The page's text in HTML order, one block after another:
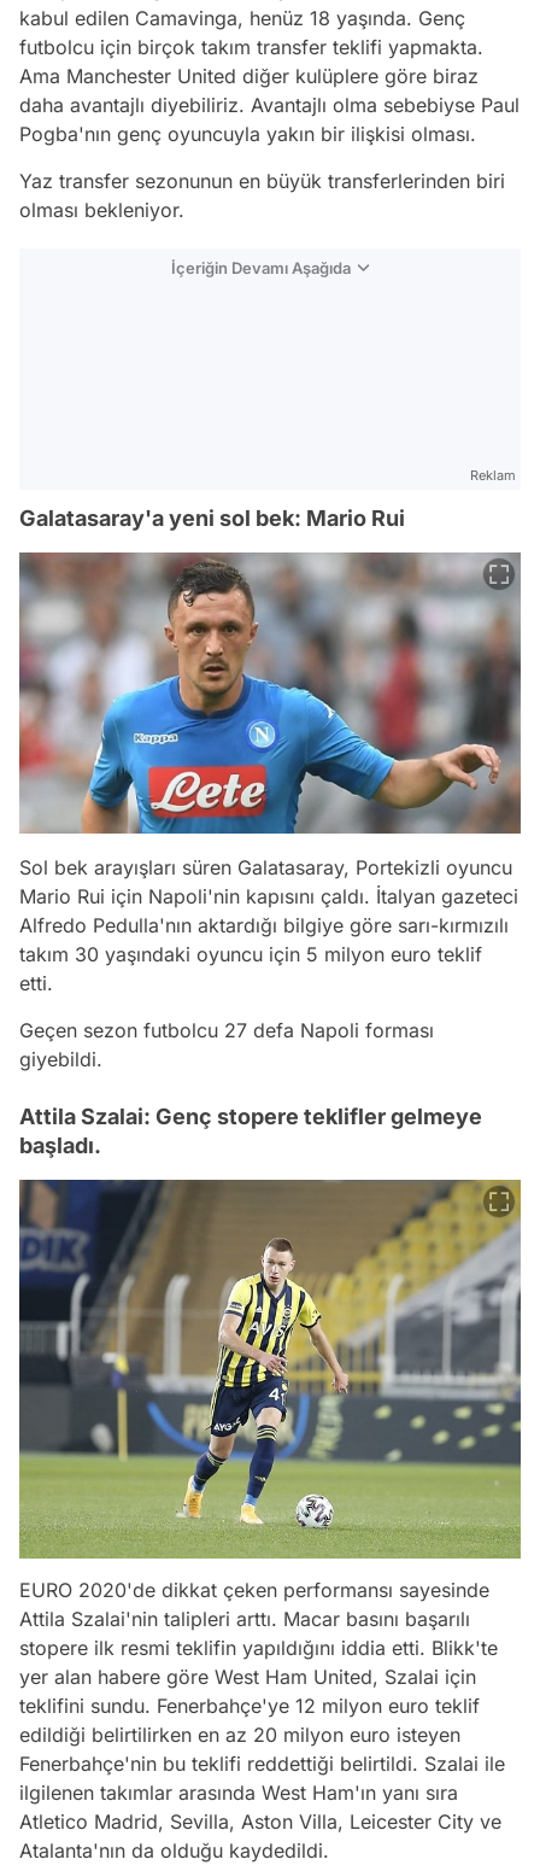
kabul edilen Camavinga, henüz 18 yaşında. Genç
futbolcu için birçok takım transfer teklifi yapmakta.
Ama Manchester United diğer kulüplere göre biraz
daha avantajlı diyebiliriz. Avantajlı olma sebebiyse Paul
Pogba'nın genç oyuncuyla yakın bir ilişkisi olması.
Yaz transfer sezonunun en büyük transferlerinden biri
olması bekleniyor.
İçeriğin Devamı Aşağıda
Reklam
Galatasaray'a yeni sol bek: Mario Rui
Sol bek arayışları süren Galatasaray, Portekizli oyuncu
Mario Rui için Napoli'nin kapısını çaldı. İtalyan gazeteci
Alfredo Pedulla'nın aktardığı bilgiye göre sarı-kırmızılı
takım 30 yaşındaki oyuncu için 5 milyon euro teklif
etti.
Geçen sezon futbolcu 27 defa Napoli forması
giyebildi.
Attila Szalai: Genç stopere teklifler gelmeye
başladı.
EURO 2020'de dikkat çeken performansı sayesinde
Attila Szalai'nin talipleri arttı. Macar basını başarılı
stopere ilk resmi teklifin yapıldığını iddia etti. Blikk'te
yer alan habere göre West Ham United, Szalai için
teklifini sundu. Fenerbahçe'ye 12 milyon euro teklif
edildiği belirtilirken en az 20 milyon euro isteyen
Fenerbahçe'nin bu teklifi reddettiği belirtildi. Szalai ile
ilgilenen takımlar arasında West Ham'ın yanı sıra
Atletico Madrid, Sevilla, Aston Villa, Leicester City ve
Atalanta'nın da olduğu kaydedildi.